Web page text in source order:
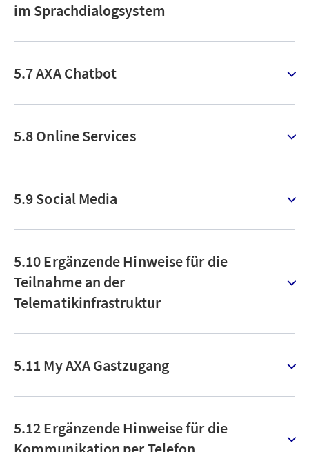
im Sprachdialogsystem
5.7 AXA Chatbot
5.8 Online Services
5.9 Social Media
5.10 Ergänzende Hinweise für die
Teilnahme an der
Telematikinfrastruktur
5.11 My AXA Gastzugang
5.12 Ergänzende Hinweise für die